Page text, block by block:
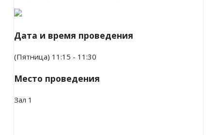
Дата и время проведения
(Пятница) 11:15 - 11:30
Место проведения
Зал 1